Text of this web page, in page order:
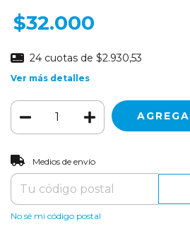
$32.000
24 cuotas de $2.930,53
Ver más detalles
Entregas para el CP:
Medios de envío
No sé mi código postal